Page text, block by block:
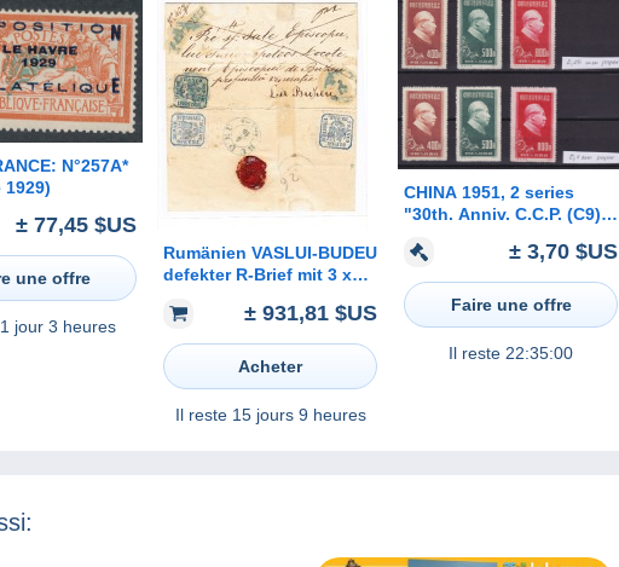
N°257A*
1929)
± 77,45 $US
une offre
1 jour 3 heures
Rumänien VASLUI-BUDEU
defekter R-Brief mit 3 x
eingerissen)± 931,81 $US
Acheter
Il reste 15 jours 9 heures
CHINA 1951, 2 series
"30th. Anniv. C.C.P. (C9)",
± 3,70 $US
Faire une offre
Il reste 22:35:00